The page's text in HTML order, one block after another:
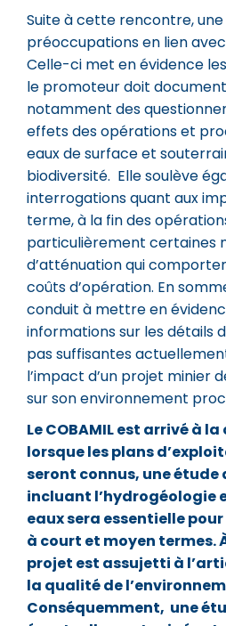
Suite à cette rencontre,
préoccupations en lien
Celle-ci met en évidence
le promoteur doit
notamment des
effets des opérations et
eaux de surface et
biodiversité. Elle soulève
interrogations quant aux
terme, à la fin des
particulièrement certaines
d’atténuation qui
coûts d’opération. En
conduit à mettre en
informations sur les détails
pas suffisantes
l’impact d’un projet minier
sur son environnement
Le COBAMIL est arrivé à
lorsque les plans
seront connus, une
incluant l’hydrogéologie
eaux sera essentielle
à court et moyen termes.
projet est assujetti à
la qualité de
Conséquemment, une